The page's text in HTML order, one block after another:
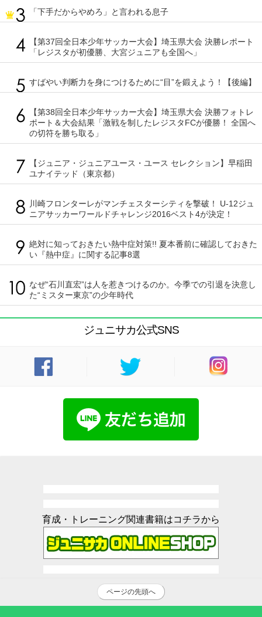
「下手だからやめろ」と言われる息子
【第37回全日本少年サッカー大会】埼玉県大会 決勝レポート
「レジスタが初優勝、大宮ジュニアも全国へ」
すばやい判断力を身につけるために“目”を鍛えよう！【後編】
【第38回全日本少年サッカー大会】埼玉県大会 決勝フォトレ
ポート＆大会結果「激戦を制したレジスタFCが優勝！ 全国へ
の切符を勝ち取る」
【ジュニア・ジュニアユース・ユース セレクション】早稲田
ユナイテッド（東京都）
川崎フロンターレがマンチェスターシティを撃破！ U-12ジュ
ニアサッカーワールドチャレンジ2016ベスト4が決定！
絶対に知っておきたい熱中症対策!! 夏本番前に確認しておきた
い『熱中症』に関する記事8選
なぜ“石川直宏”は人を惹きつけるのか。今季での引退を決意し
た“ミスター東京”の少年時代
ジュニサカ公式SNS
育成・トレーニング関連書籍はコチラから
ページの先頭へ